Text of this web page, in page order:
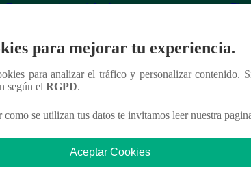
Franco ocasiona triple choque en
El
para mejorar tu experiencia.
para analizar el tráfico y personalizar contenido.
según el RGPD.
como se utilizan tus datos te invitamos leer nuestra
Aceptar Cookies